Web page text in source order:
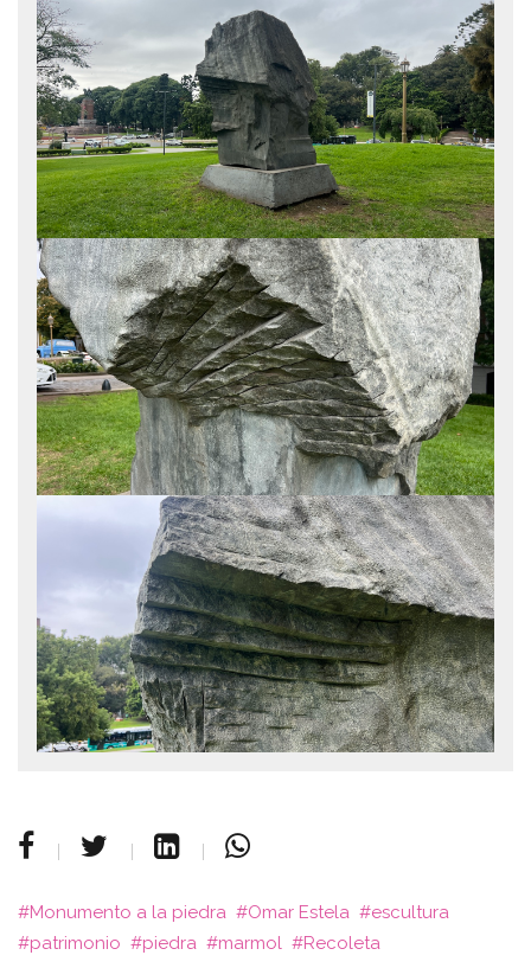
Monumento a la piedra Omar Estela
escultura
patrimonio
piedra marmol Recoleta